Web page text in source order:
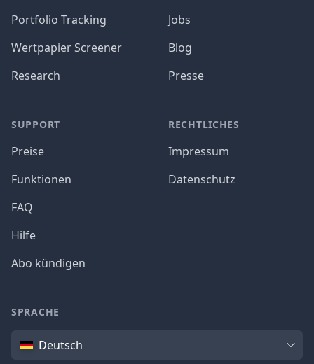
Portfolio Tracking
Wertpapier Screener
Research
SUPPORT
Preise
Funktionen
FAQ
Hilfe
Abo kündigen
Jobs
Blog
Presse
RECHTLICHES
Impressum
Datenschutz
SPRACHE
SpracheDeutsch